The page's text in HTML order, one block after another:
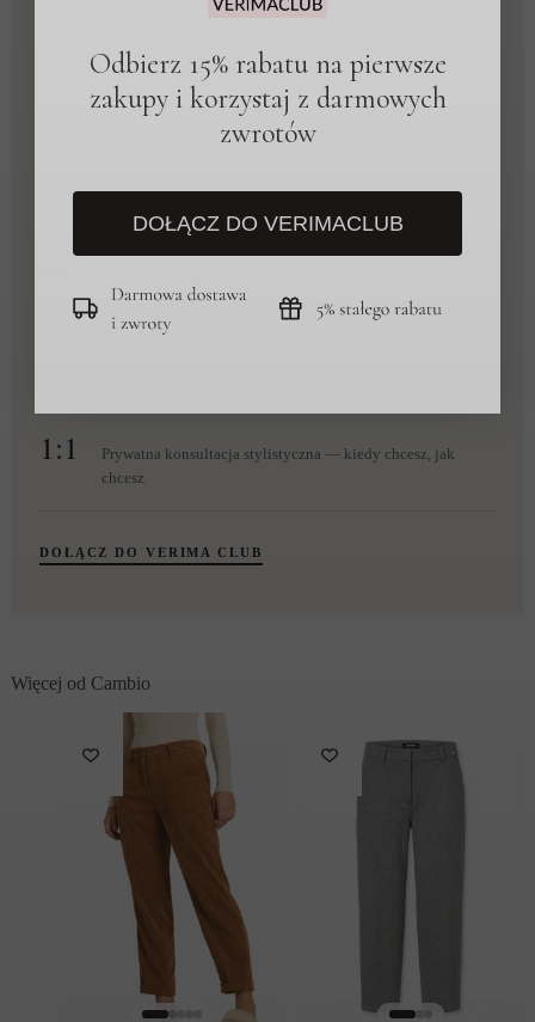
tłumaczenia się
1:1
Prywatna konsultacja stylistyczna — kiedy chcesz, jak
chcesz
DOŁĄCZ DO VERIMA CLUB
Więcej od Cambio
Odbierz 15% rabatu na pierwsze
zakupy i korzystaj z darmowych
zwrotów
DOŁĄCZ DO VERIMACLUB